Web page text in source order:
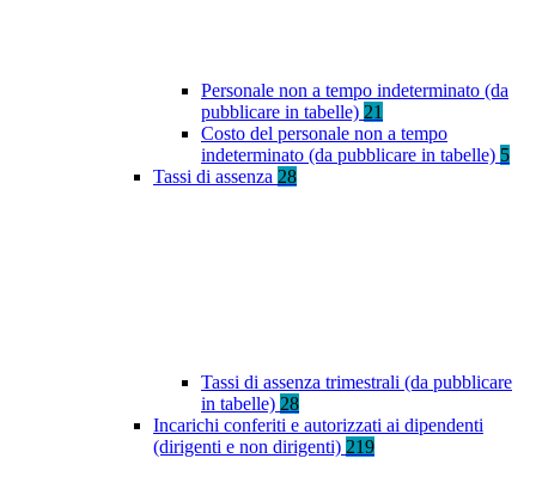
Personale non a tempo indeterminato (da
pubblicare in tabelle) 21
Costo del personale non a tempo
indeterminato (da pubblicare in tabelle) 5
Tassi di assenza 28
Tassi di assenza trimestrali (da pubblicare
in tabelle) 28
Incarichi conferiti e autorizzati ai dipendenti
(dirigenti e non dirigenti) 219